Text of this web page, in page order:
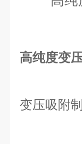
高纯度变
变压吸附